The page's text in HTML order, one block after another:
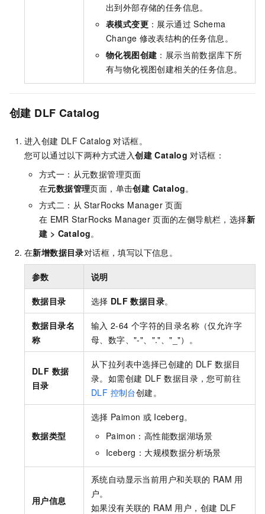
出到外部存储的任务信息。
表模式变更 ：展示通过 Schema
Change 修改表结构的任务信息。
物化视图创建 ：展示当前数据库下所
有与物化视图创建相关的任务信息。
创建 DLF Catalog
进入创建 DLF Catalog 对话框。
您可以通过以下两种方式进入创建 Catalog 对话框：
方式一：从元数据管理页面
在元数据管理页面，单击创建 Catalog。
方式二：从 StarRocks Manager 页面
在 EMR StarRocks Manager 页面的左侧导航栏，选择新
建 > Catalog。
在新增数据目录对话框，填写以下信息。
参数 说明
数据目录 选择 DLF 数据目录。
数据目录名
称
输入 2-64 个字符的目录名称（仅允许字
母、数字、"-"、"."、"_"）。
DLF 数据
目录
从下拉列表中选择已创建的 DLF 数据目
录。如需创建 DLF 数据目录，您可前往
DLF 控制台创建。
数据类型
选择 Paimon 或 Iceberg。
Paimon：高性能数据湖场景
Iceberg：大规模数据分析场景
用户信息
系统自动显示当前用户和关联的 RAM 用
户。
如果没有关联的 RAM 用户，创建 DLF